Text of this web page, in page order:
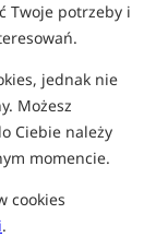
Twoje potrzeby i
jednak nie
Możesz
Ciebie należy
momencie.
cookies
.